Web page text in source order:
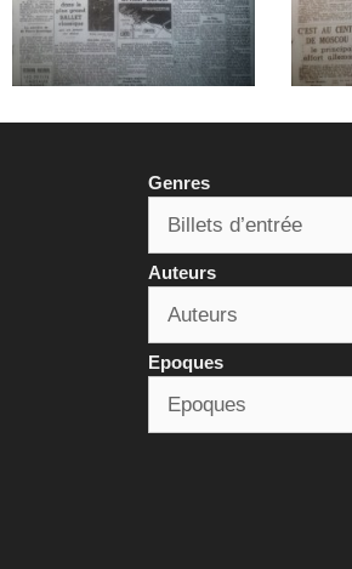
Genres
Auteurs
Epoques